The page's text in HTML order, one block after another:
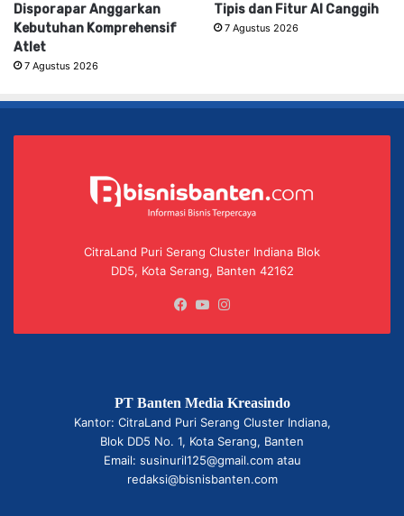
Disporapar Anggarkan
Kebutuhan Komprehensif
Atlet
7 Agustus 2026
Tipis dan Fitur AI Canggih
7 Agustus 2026
CitraLand Puri Serang Cluster Indiana Blok
DD5, Kota Serang, Banten 42162
Facebook
YouTube
PT Banten Media Kreasindo
Kantor: CitraLand Puri Serang Cluster Indiana,
Blok DD5 No. 1, Kota Serang, Banten
Email: susinuril125@gmail.com atau
redaksi@bisnisbanten.com